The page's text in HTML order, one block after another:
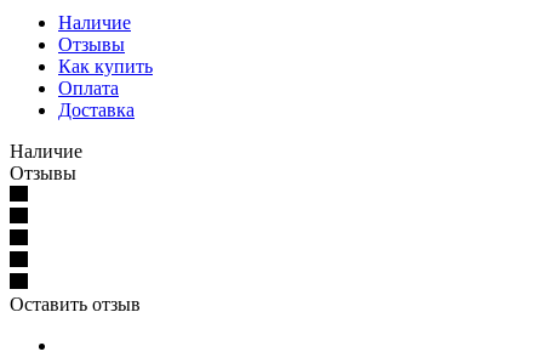
Наличие
Отзывы
Как купить
Оплата
Доставка
Наличие
Отзывы
Оставить отзыв